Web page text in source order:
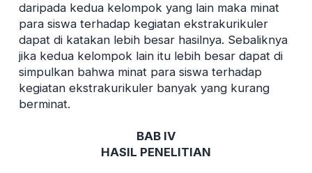
daripada kedua kelompok yang lain maka minat
para siswa terhadap kegiatan ekstrakurikuler
dapat di katakan lebih besar hasilnya. Sebaliknya
jika kedua kelompok lain itu lebih besar dapat di
simpulkan bahwa minat para siswa terhadap
kegiatan ekstrakurikuler banyak yang kurang
berminat.
BAB IV
HASIL PENELITIAN